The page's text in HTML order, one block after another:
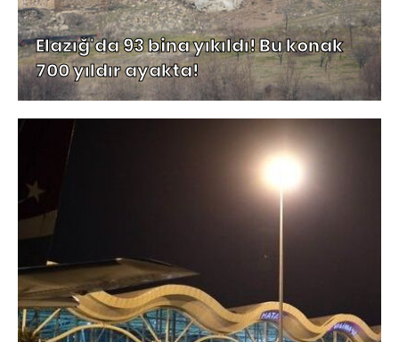
Elazığ'da 93 bina yıkıldı! Bu konak
700 yıldır ayakta!